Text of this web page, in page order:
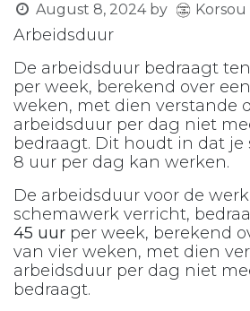
August 8, 2024 by
Arbeidsduur
De arbeidsduur bedraagt
per week, berekend over
weken, met dien verstande
arbeidsduur per dag niet
bedraagt. Dit houdt in dat je
8 uur per dag kan werken.
De arbeidsduur voor de
schemawerk verricht,
45 uur per week, berekend
van vier weken, met dien
arbeidsduur per dag niet
bedraagt.